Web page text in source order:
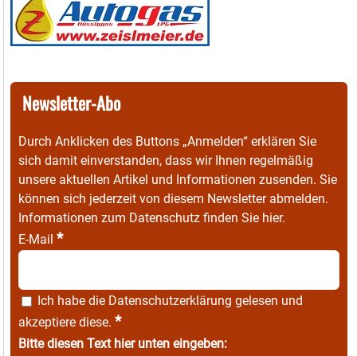
Newsletter-Abo
Durch Anklicken des Buttons „Anmelden“ erklären Sie
sich damit einverstanden, dass wir Ihnen regelmäßig
unsere aktuellen Artikel und Informationen zusenden. Sie
können sich jederzeit von diesem Newsletter abmelden.
Informationen zum Datenschutz finden Sie hier.
E-Mail *
Ich habe die Datenschutzerklärung gelesen und
akzeptiere diese. *
Bitte diesen Text hier unten eingeben: